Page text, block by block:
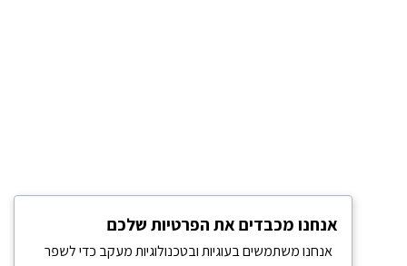
אנחנו מכבדים את הפרטיות שלכם
אנחנו משתמשים בעוגיות ובטכנולוגיות מעקב כדי לשפר